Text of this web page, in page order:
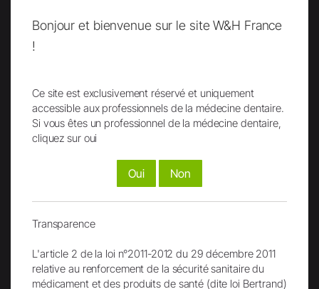
Facebook LinkedIn
Bonjour et bienvenue sur le site W&H France
!
Ce site est exclusivement réservé et uniquement
accessible aux professionnels de la médecine dentaire.
Si vous êtes un professionnel de la médecine dentaire,
cliquez sur oui
Oui Non
Transparence
L'article 2 de la loi n°2011-2012 du 29 décembre 2011
relative au renforcement de la sécurité sanitaire du
médicament et des produits de santé (dite loi Bertrand)